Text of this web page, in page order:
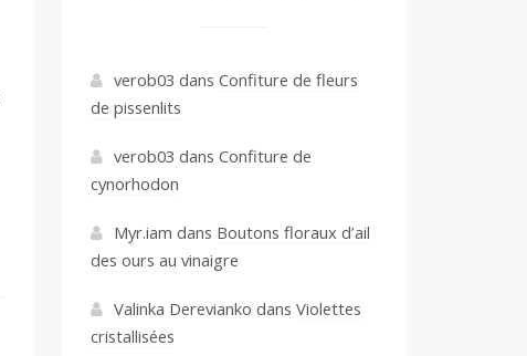
verob03 dans Confiture de fleurs
de pissenlits
verob03 dans Confiture de
cynorhodon
Myr.iam dans Boutons floraux d’ail
des ours au vinaigre
Valinka Derevianko dans Violettes
cristallisées